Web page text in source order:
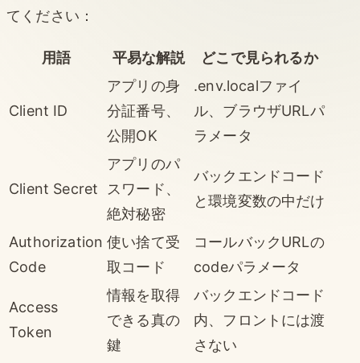
てください：
用語 平易な解説 どこで見られるか
Client ID
アプリの身
分証番号、
公開OK
.env.localファイ
ル、ブラウザURLパ
ラメータ
Client Secret
アプリのパ
スワード、
絶対秘密
バックエンドコード
と環境変数の中だけ
Authorization
Code
使い捨て受
取コード
コールバックURLの
codeパラメータ
Access
Token
情報を取得
できる真の
鍵
バックエンドコード
内、フロントには渡
さない